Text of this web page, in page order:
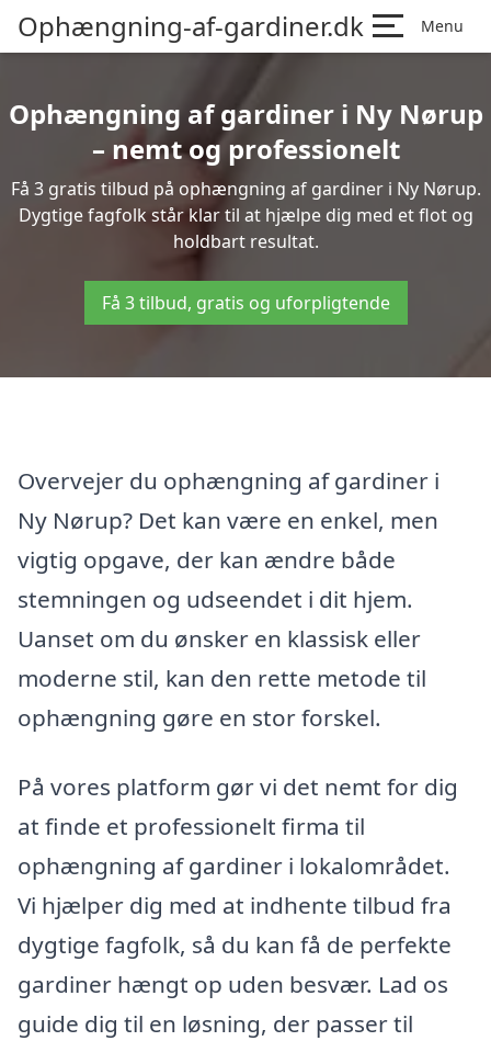
Ophængning-af-gardiner.dk Menu
Ophængning af gardiner i Ny Nørup
– nemt og professionelt
Få 3 gratis tilbud på ophængning af gardiner i Ny Nørup.
Dygtige fagfolk står klar til at hjælpe dig med et flot og
holdbart resultat.
Få 3 tilbud, gratis og uforpligtende
Overvejer du ophængning af gardiner i
Ny Nørup? Det kan være en enkel, men
vigtig opgave, der kan ændre både
stemningen og udseendet i dit hjem.
Uanset om du ønsker en klassisk eller
moderne stil, kan den rette metode til
ophængning gøre en stor forskel.
På vores platform gør vi det nemt for dig
at finde et professionelt firma til
ophængning af gardiner i lokalområdet.
Vi hjælper dig med at indhente tilbud fra
dygtige fagfolk, så du kan få de perfekte
gardiner hængt op uden besvær. Lad os
guide dig til en løsning, der passer til